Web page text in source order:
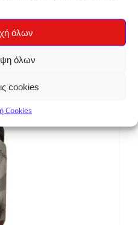
όλων
όλων
cookies
Cookies
Χύμα
€11,10Price
range: